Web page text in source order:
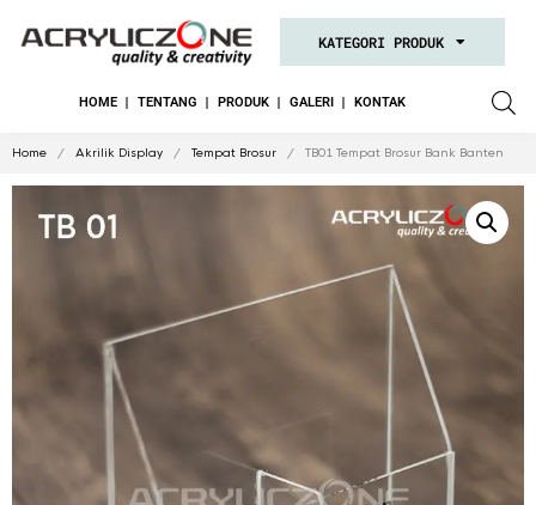
KATEGORI PRODUK
HOME TENTANG PRODUK GALERI KONTAK
Home / Akrilik Display / Tempat Brosur / TB01 Tempat Brosur Bank Banten